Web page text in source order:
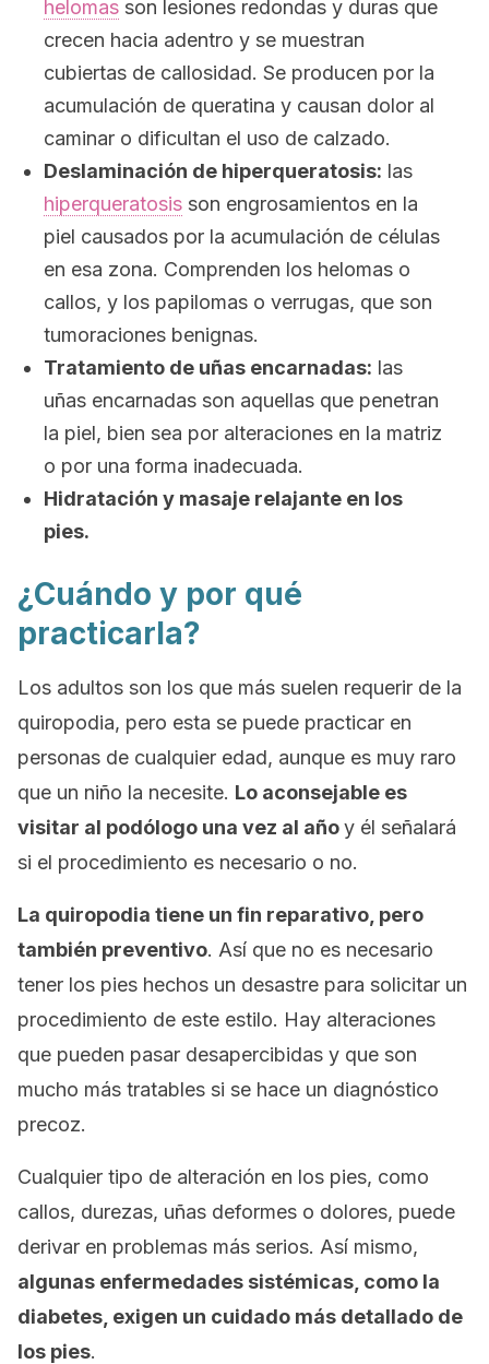
helomas son lesiones redondas y duras que
crecen hacia adentro y se muestran
cubiertas de callosidad. Se producen por la
acumulación de queratina y causan dolor al
caminar o dificultan el uso de calzado.
Deslaminación de hiperqueratosis: las
hiperqueratosis son engrosamientos en la
piel causados por la acumulación de células
en esa zona. Comprenden los helomas o
callos, y los papilomas o verrugas, que son
tumoraciones benignas.
Tratamiento de uñas encarnadas: las
uñas encarnadas son aquellas que penetran
la piel, bien sea por alteraciones en la matriz
o por una forma inadecuada.
Hidratación y masaje relajante en los
pies.
¿Cuándo y por qué
practicarla?
Los adultos son los que más suelen requerir de la
quiropodia, pero esta se puede practicar en
personas de cualquier edad, aunque es muy raro
que un niño la necesite. Lo aconsejable es
visitar al podólogo una vez al añoy él señalará
si el procedimiento es necesario o no.
La quiropodia tiene un fin reparativo, pero
también preventivo. Así que no es necesario
tener los pies hechos un desastre para solicitar un
procedimiento de este estilo. Hay alteraciones
que pueden pasar desapercibidas y que son
mucho más tratables si se hace un diagnóstico
precoz.
Cualquier tipo de alteración en los pies, como
callos, durezas, uñas deformes o dolores, puede
derivar en problemas más serios. Así mismo,
algunas enfermedades sistémicas, como la
diabetes, exigen un cuidado más detallado de
los pies.